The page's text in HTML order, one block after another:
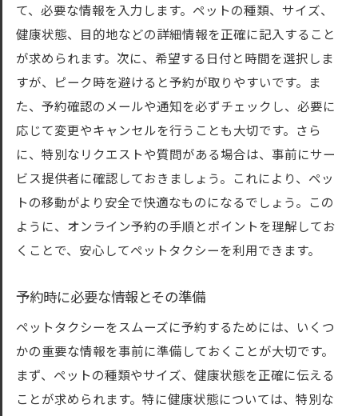
ペットが快適に過ごせる工夫
ペットタクシー予約でお出かけをもっと楽しく
する方法
ペットと一緒に楽しめる観光スポット
移動中のペットケアアイテムの準備
ペット用旅行プランの立て方
タクシー内でのペットのストレスを軽減
ペットと一緒に訪れるおすすめカフェ
ップ
電話予約の際のポイント
予約フォームの記入方法
ペットタクシーアプリの活用法
て、必要な情報を入力します。ペットの種類、サイズ、
健康状態、目的地などの詳細情報を正確に記入すること
が求められます。次に、希望する日付と時間を選択しま
すが、ピーク時を避けると予約が取りやすいです。ま
た、予約確認のメールや通知を必ずチェックし、必要に
応じて変更やキャンセルを行うことも大切です。さら
に、特別なリクエストや質問がある場合は、事前にサー
ビス提供者に確認しておきましょう。これにより、ペッ
トの移動がより安全で快適なものになるでしょう。この
ように、オンライン予約の手順とポイントを理解してお
くことで、安心してペットタクシーを利用できます。
予約時に必要な情報とその準備
ペットタクシーをスムーズに予約するためには、いくつ
かの重要な情報を事前に準備しておくことが大切です。
まず、ペットの種類やサイズ、健康状態を正確に伝える
ことが求められます。特に健康状態については、特別な